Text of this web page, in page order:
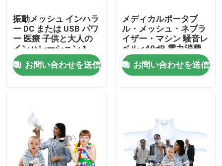
ホーム
接触
製品
振動メッシュ インハラ
ー DC または USB パワ
ー 医療 子供と大人の
インハレーション 1-
3μm
お問い合わせを送信
メディカルポータブ
ル・メッシュ・ネブラ
イザー・マシン 騒音レ
ベル ≤40dB 電力消費
1.2W
お問い合わせを送信